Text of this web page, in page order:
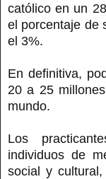
católico en un
el porcentaje de
el 3%.
En definitiva,
20 a 25
mundo.
Los
individuos de
social y